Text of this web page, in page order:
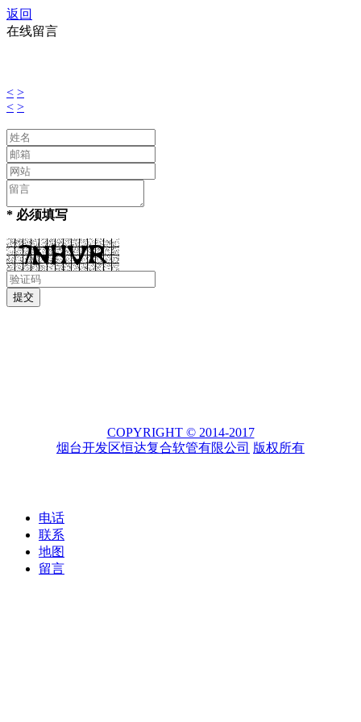
返回
在线留言
< >
< >
* 必须填写
COPYRIGHT © 2014-2017
烟台开发区恒达复合软管有限公司 版权所有
电话
联系
地图
留言